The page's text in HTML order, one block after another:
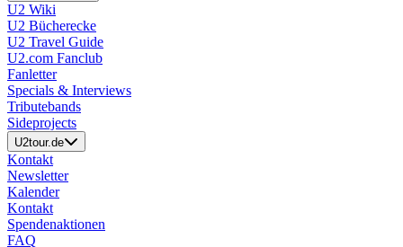
U2 Wiki
U2 Bücherecke
U2 Travel Guide
U2.com Fanclub
Fanletter
Specials & Interviews
Tributebands
Sideprojects
U2tour.de
Kontakt
Newsletter
Kalender
Kontakt
Spendenaktionen
FAQ